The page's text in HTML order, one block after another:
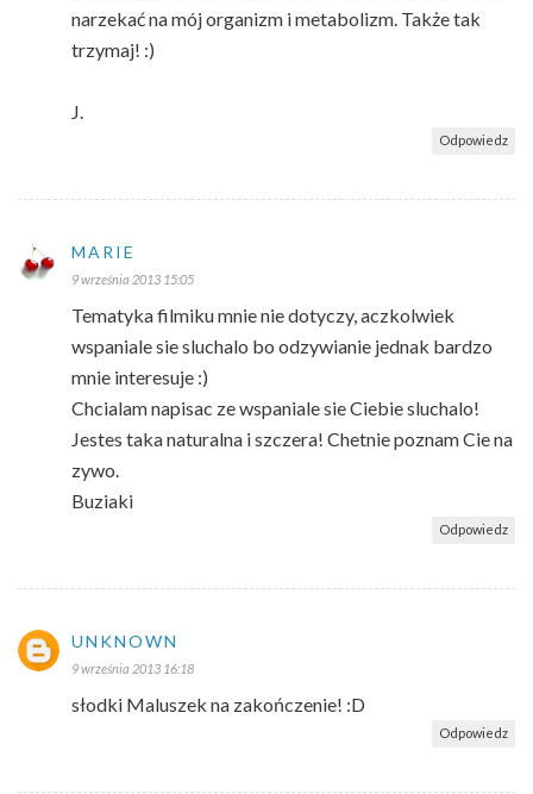
narzekać na mój organizm i metabolizm. Także tak
trzymaj! :)
J.
Odpowiedz
MARIE
9 września 2013 15:05
Tematyka filmiku mnie nie dotyczy, aczkolwiek
wspaniale sie sluchalo bo odzywianie jednak bardzo
mnie interesuje :)
Chcialam napisac ze wspaniale sie Ciebie sluchalo!
Jestes taka naturalna i szczera! Chetnie poznam Cie na
zywo.
Buziaki
Odpowiedz
UNKNOWN
9 września 2013 16:18
słodki Maluszek na zakończenie! :D
Odpowiedz